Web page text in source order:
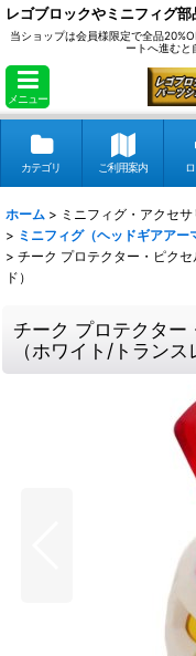
レゴブロックやミニフィグ
当ショップは会員様限定で全品
ートへ進むと
メニュー
カテゴリ ご利用案内
ホーム > ミニフィグ・アクセ
> ミニフィグ（ヘッドギアアー
> チーク プロテクター・ピク
ド）
チーク プロテクター
（ホワイト/トランス